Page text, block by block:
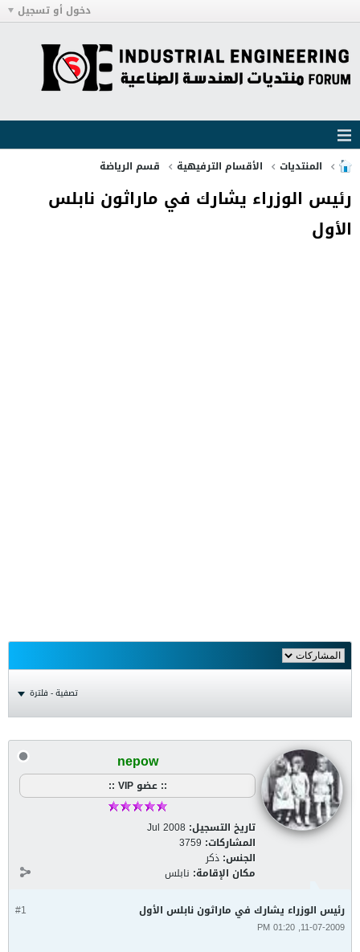
دخول أو تسجيل
المنتديات الأقسام الترفيهية قسم الرياضة
رئيس الوزراء يشارك في ماراثون نابلس
الأول
تصفية - فلترة
nepow
:: عضو VIP ::
تاريخ التسجيل: Jul 2008
المشاركات: 3759
الجنس: ذكر
مكان الإقامة: نابلس
#1 رئيس الوزراء يشارك في ماراثون نابلس الأول
11-07-2009, 01:20 PM